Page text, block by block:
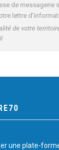
de messagerie
lettre
de votre
une plate-